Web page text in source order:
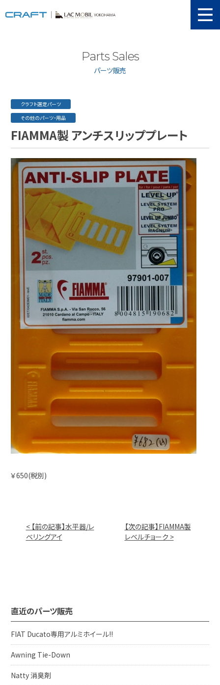
取り扱い新車
動画紹介
カスタマイズ
ユーザーボイス
Parts Sales
パーツ販売
クラフト選定パーツ
その他のパーツ・用品
FIAMMA製 アンチスリッププレート
￥650(税別)
< 【前の記事】水平器/レ
ベリングアイ
【次の記事】FIAMMA製
レベルチョーク >
直近のパーツ販売
FIAT Ducato専用アルミホイール!!
Awning Tie-Down
Natty 消臭剤